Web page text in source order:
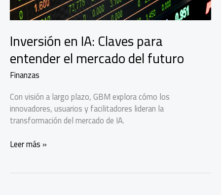
Inversión en IA: Claves para
entender el mercado del futuro
Finanzas
Con visión a largo plazo, GBM explora cómo los
innovadores, usuarios y facilitadores lideran la
transformación del mercado de IA.
Inversión
Leer más »